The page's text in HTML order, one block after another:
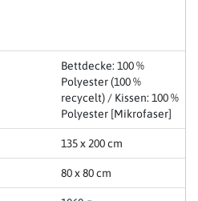
Bettdecke: 100 %
Polyester (100 %
recycelt) / Kissen: 100 %
Polyester [Mikrofaser]
135 x 200 cm
80 x 80 cm